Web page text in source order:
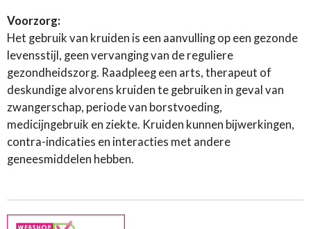
Voorzorg:
Het gebruik van kruiden is een aanvulling op een gezonde
levensstijl, geen vervanging van de reguliere
gezondheidszorg. Raadpleeg een arts, therapeut of
deskundige alvorens kruiden te gebruiken in geval van
zwangerschap, periode van borstvoeding,
medicijngebruik en ziekte. Kruiden kunnen bijwerkingen,
contra-indicaties en interacties met andere
geneesmiddelen hebben.